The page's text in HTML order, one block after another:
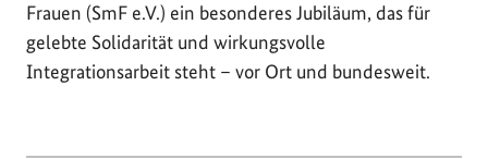
Frauen (SmF e.V.) ein besonderes Jubiläum, das für
gelebte Solidarität und wirkungsvolle
Integrationsarbeit steht – vor Ort und bundesweit.